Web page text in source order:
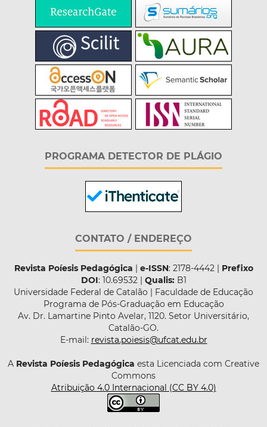
PROGRAMA DETECTOR DE PLÁGIO
CONTATO / ENDEREÇO
Revista Poíesis Pedagógica | e-ISSN: 2178-4442 | Prefixo
DOI: 10.69532 | Qualis:B1
Universidade Federal de Catalão | Faculdade de Educação
Programa de Pós-Graduação em Educação
Av. Dr. Lamartine Pinto Avelar, 1120. Setor Universitário,
Catalão-GO.
E-mail: revista.poiesis@ufcat.edu.br
A Revista Poíesis Pedagógica esta Licenciada com Creative
Commons
Atribuição 4.0 Internacional (CC BY 4.0)